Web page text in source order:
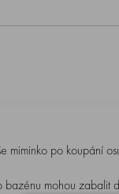
miminko po koupání
mohou zabalit